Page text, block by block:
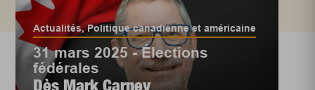
Actualités,Politique canadienne et américaine
31 mars 2025 - Élections
fédérales
Dès Mark Carney